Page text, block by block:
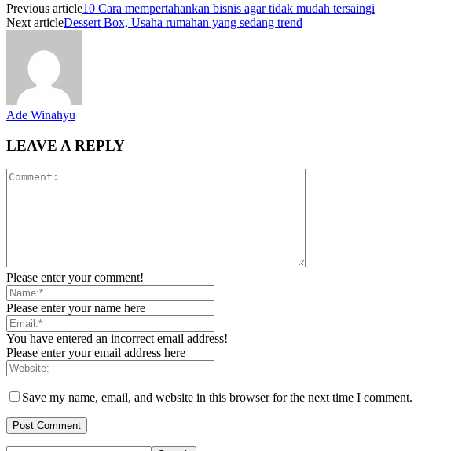
Previous article10 Cara mempertahankan bisnis agar tidak mudah tersaingi
Next articleDessert Box, Usaha rumahan yang sedang trend
Ade Winahyu
LEAVE A REPLY
Please enter your comment!
Please enter your name here
You have entered an incorrect email address!
Please enter your email address here
Save my name, email, and website in this browser for the next time I comment.